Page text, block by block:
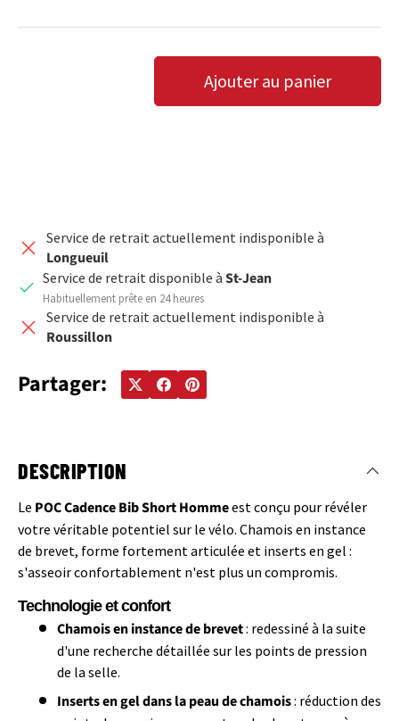
DIMINUER LA QUANTITÉ
AUGMENTER LA QUANTITÉ
Ajouter au panier
Service de retrait actuellement indisponible à
Longueuil
Service de retrait disponible à St-Jean
Habituellement prête en 24 heures
Service de retrait actuellement indisponible à
Roussillon
Partager:
DESCRIPTION
Le POC Cadence Bib Short Hommeest conçu pour révéler
votre véritable potentiel sur le vélo. Chamois en instance
de brevet, forme fortement articulée et inserts en gel :
s'asseoir confortablement n'est plus un compromis.
Technologie et confort
Chamois en instance de brevet: redessiné à la suite
d'une recherche détaillée sur les points de pression
de la selle.
Inserts en gel dans la peau de chamois: réduction des